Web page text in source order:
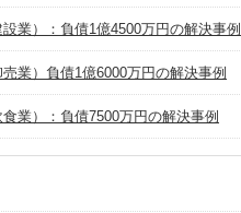
業）：負債1億4500万円の解決事例
業）負債1億6000万円の解決事例
業）：負債7500万円の解決事例